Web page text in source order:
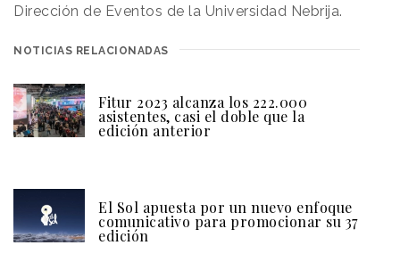
Dirección de Eventos de la Universidad Nebrija.
NOTICIAS RELACIONADAS
Fitur 2023 alcanza los 222.000
asistentes, casi el doble que la
edición anterior
El Sol apuesta por un nuevo enfoque
comunicativo para promocionar su 37
edición